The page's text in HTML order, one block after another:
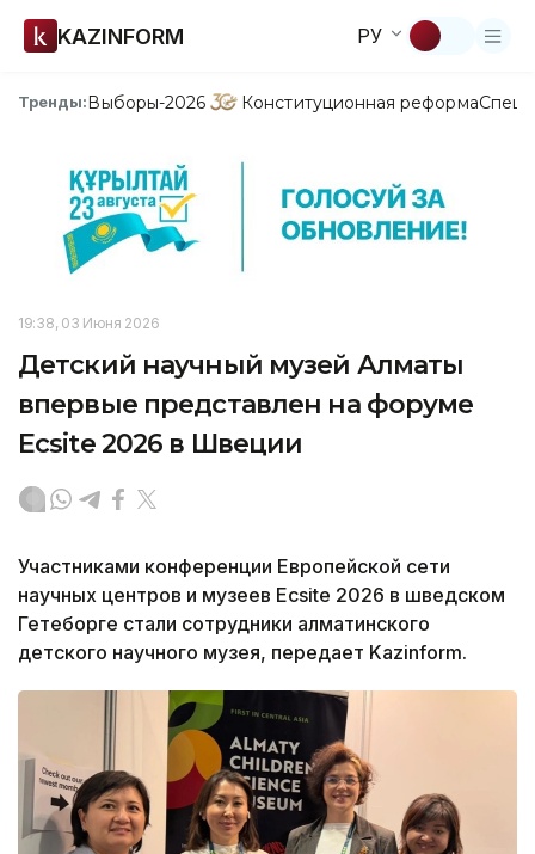
KAZINFORM РУ
Тренды:Выборы-2026 Конституционная реформа
19:38, 03 Июня 2026
Детский научный музей Алматы
впервые представлен на форуме
Ecsite 2026 в Швеции
Участниками конференции Европейской сети
научных центров и музеев Ecsite 2026 в шведском
Гетеборге стали сотрудники алматинского
детского научного музея, передает Kazinform.